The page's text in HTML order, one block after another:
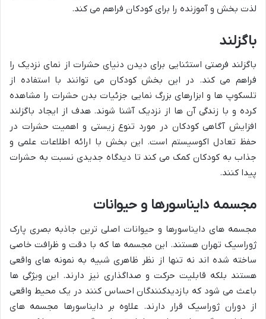
لذت بخش و آموزنده را برای کودکان فراهم می کند.
باگزلند
باگزلند فرصتی استثنایی برای دیدن دنیای حشرات از نمای نزدیک را
فراهم می کند. در این بخش کودکان می توانند با استفاده از
تلسکوپ ها و ابزارهای بزرگ نمایی جزئیات بدن حشرات را مشاهده
کرده و با زندگی آن ها از نزدیک آشنا شوند. هدف از ایجاد باگزلند
افزایش آگاهی کودکان در مورد تنوع زیستی و اهمیت حشرات در
حفظ تعادل اکوسیستم است. این بخش با ارائه اطلاعات علمی و
جذاب به کودکان کمک می کند تا دیدگاه جدیدی نسبت به حشرات
پیدا کنند.
مجسمه دایناسورها و حیوانات
مجسمه های دایناسورها و حیوانات اصلی ترین جاذبه بصری پارک
ژوراسیک تهران هستند. این مجسمه ها که با دقت و ظرافت خاصی
ساخته شده اند نه تنها از نظر ظاهری شبیه به نمونه های واقعی
هستند بلکه قابلیت حرکت و صداگذاری نیز دارند. این ویژگی ها
باعث می شود که بازدیدکنندگان احساس کنند در یک محیط واقعی
از دوران ژوراسیک قرار دارند. علاوه بر دایناسورها مجسمه های